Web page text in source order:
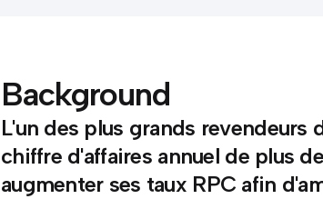
Background
L'un des plus grands revendeurs
chiffre d'affaires annuel de plus
augmenter ses taux RPC afin